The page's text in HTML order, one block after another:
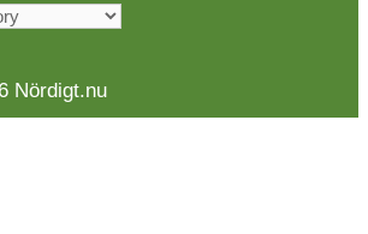
Nördigt.nu